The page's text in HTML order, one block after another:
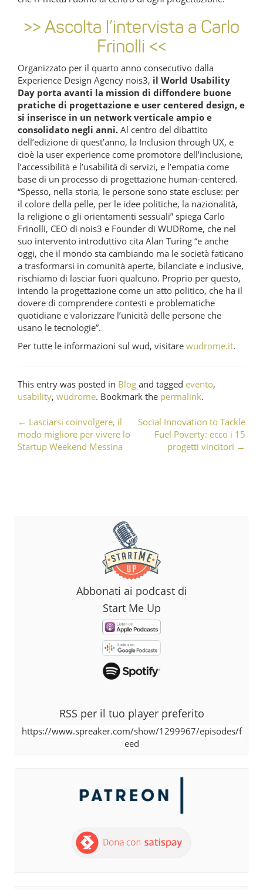
>> Ascolta l’intervista a Carlo
Frinolli <<
Organizzato per il quarto anno consecutivo dalla
Experience Design Agency nois3, il World Usability
Day porta avanti la mission di diffondere buone
pratiche di progettazione e user centered design, e
si inserisce in un network verticale ampio e
consolidato negli anni. Al centro del dibattito
dell’edizione di quest’anno, la Inclusion through UX, e
cioè la user experience come promotore dell’inclusione,
l’accessibilità e l’usabilità di servizi, e l’empatia come
base di un processo di progettazione human-centered.
“Spesso, nella storia, le persone sono state escluse: per
il colore della pelle, per le idee politiche, la nazionalità,
la religione o gli orientamenti sessuali” spiega Carlo
Frinolli, CEO di nois3 e Founder di WUDRome, che nel
suo intervento introduttivo cita Alan Turing “e anche
oggi, che il mondo sta cambiando ma le società faticano
a trasformarsi in comunità aperte, bilanciate e inclusive,
rischiamo di lasciar fuori qualcuno. Proprio per questo,
intendo la progettazione come un atto politico, che ha il
dovere di comprendere contesti e problematiche
quotidiane e valorizzare l’unicità delle persone che
usano le tecnologie”.
Per tutte le informazioni sul wud, visitare wudrome.it.
This entry was posted in Blog and tagged evento,
usability, wudrome. Bookmark the permalink.
Post navigation
← Lasciarsi coinvolgere, il
modo migliore per vivere lo
Startup Weekend Messina
Social Innovation to Tackle
Fuel Poverty: ecco i 15
progetti vincitori →
Abbonati ai podcast di
Start Me Up
RSS per il tuo player preferito
https://www.spreaker.com/show/1299967/episodes/f
eed